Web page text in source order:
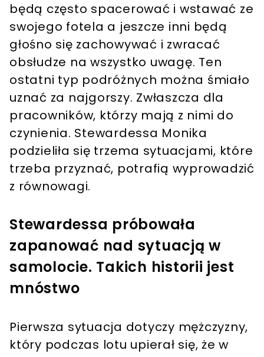
będą często spacerować i wstawać ze
swojego fotela a jeszcze inni będą
głośno się zachowywać i zwracać
obsłudze na wszystko uwagę. Ten
ostatni typ podróżnych można śmiało
uznać za najgorszy. Zwłaszcza dla
pracowników, którzy mają z nimi do
czynienia. Stewardessa Monika
podzieliła się trzema sytuacjami, które
trzeba przyznać, potrafią wyprowadzić
z równowagi.
Stewardessa próbowała
zapanować nad sytuacją w
samolocie. Takich historii jest
mnóstwo
Pierwsza sytuacja dotyczy mężczyzny,
który podczas lotu upierał się, że w